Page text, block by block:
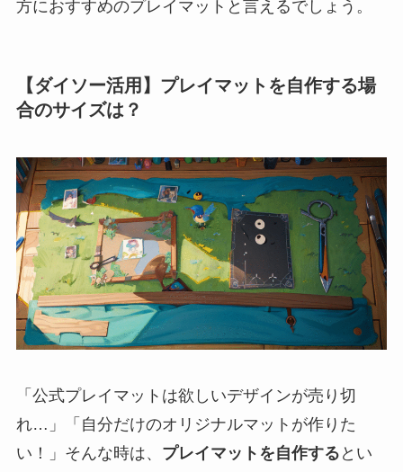
方におすすめのプレイマットと言えるでしょう。
【ダイソー活用】プレイマットを自作する場
合のサイズは？
「公式プレイマットは欲しいデザインが売り切
れ…」「自分だけのオリジナルマットが作りた
い！」そんな時は、 プレイマットを自作する とい